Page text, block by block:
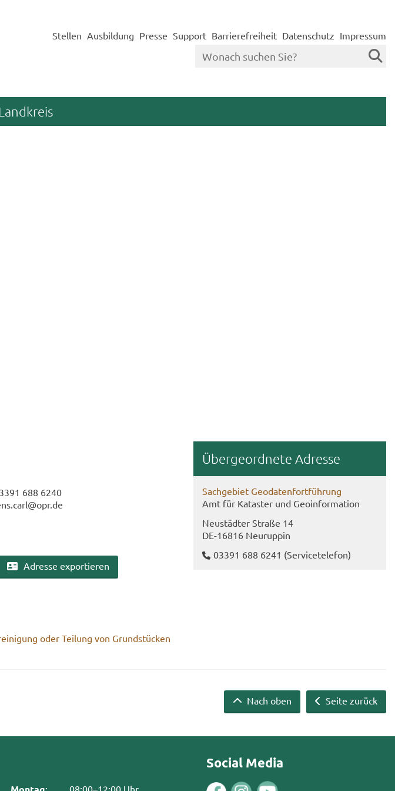
Stellen Ausbildung Presse Support Barrierefreiheit Datenschutz Impressum
Landkreis
688 6240
Adres­se ex­por­tie­ren
oder Tei­lung von Grund­stü­cken
Über­ge­ord­ne­te Adres­se
Sach­ge­biet Geo­da­ten­fort­füh­rung
Amt für Ka­tas­ter und Geo­in­for­ma­ti­on
Neu­städ­ter Stra­ße 14
DE-​16816 Neu­rup­pin
03391 688 6241 (Ser­vice­te­le­fon)
Seite zurück
Nach oben
: 08:00–12:00 Uhr
Social Media